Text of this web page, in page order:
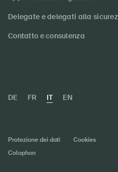
Delegate e delegati alla
Contatto e consulenza
DE FR IT EN
Protezione dei dati
Cookies
Colophon